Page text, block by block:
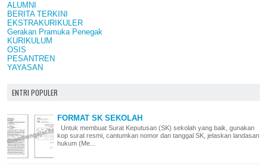
ALUMNI
BERITA TERKINI
EKSTRAKURIKULER
Gerakan Pramuka Penegak
KURIKULUM
OSIS
PESANTREN
YAYASAN
ENTRI POPULER
FORMAT SK SEKOLAH
Untuk membuat Surat Keputusan (SK) sekolah yang baik, gunakan
kop surat resmi, cantumkan nomor dan tanggal SK, jelaskan landasan
hukum (Me...